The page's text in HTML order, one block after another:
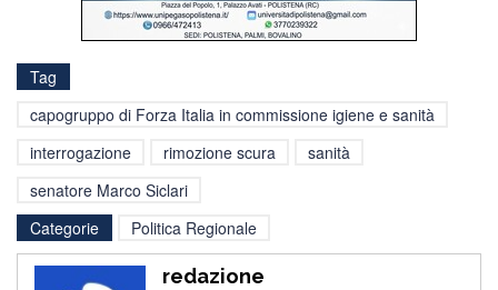
Tag
capogruppo di Forza Italia in commissione igiene e sanità
interrogazione
rimozione scura
sanità
senatore Marco Siclari
Categorie
Politica Regionale
redazione